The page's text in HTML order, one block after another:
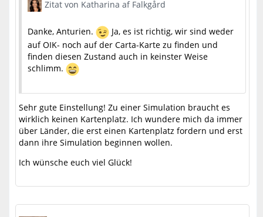
Zitat von Katharina af Falkgård
Danke, Anturien.
Ja, es ist richtig, wir sind weder
auf OIK- noch auf der Carta-Karte zu finden und
finden diesen Zustand auch in keinster Weise
schlimm.
Sehr gute Einstellung! Zu einer Simulation braucht es
wirklich keinen Kartenplatz. Ich wundere mich da immer
über Länder, die erst einen Kartenplatz fordern und erst
dann ihre Simulation beginnen wollen.
Ich wünsche euch viel Glück!